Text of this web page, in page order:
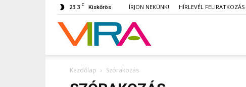
23.3 C Kiskőrös ÍRJON NEKÜNK! HÍRLEVÉL FELIRATKOZÁS
VIRA
Kezdőlap Szórakozás